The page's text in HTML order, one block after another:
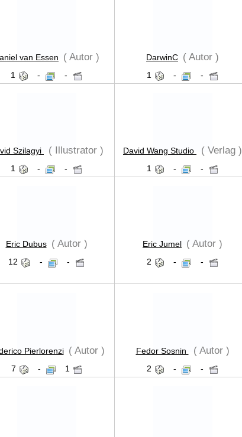
van Essen ( Autor )
1 - -
DarwinC ( Autor )
1 - -
Szilagyi ( Illustrator )
1 - -
David Wang Studio ( Verlag )
1 - -
Eric Dubus ( Autor )
12 - -
Eric Jumel ( Autor )
2 - -
Pierlorenzi ( Autor )
7 - 1
Fedor Sosnin ( Autor )
2 - -